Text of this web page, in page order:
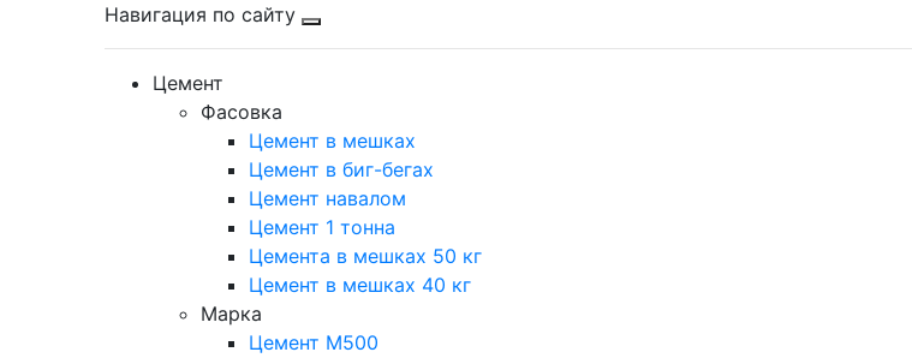
Навигация по сайту
Цемент
Фасовка
Цемент в мешках
Цемент в биг-бегах
Цемент навалом
Цемент 1 тонна
Цемента в мешках 50 кг
Цемент в мешках 40 кг
Марка
Цемент М500